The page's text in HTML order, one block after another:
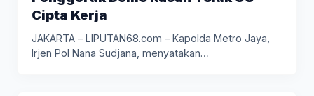
Cipta Kerja
JAKARTA – LIPUTAN68.com – Kapolda Metro Jaya,
Irjen Pol Nana Sudjana, menyatakan…